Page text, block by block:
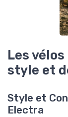
Les
style et
Style et
Electra